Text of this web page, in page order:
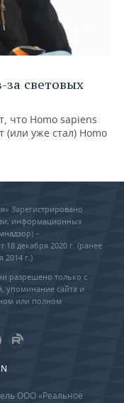
световых
что Homo sapiens
(или уже стал) Homo
Зарегистрировано
информационных
–
декабря 2020 г. (ранее
2014 г.)
разрешено только с
упоминание сайта и
или полном
ООО «Реальное